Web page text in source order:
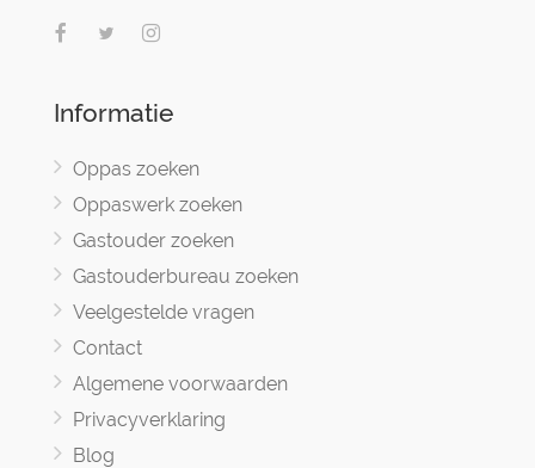
Informatie
Oppas zoeken
Oppaswerk zoeken
Gastouder zoeken
Gastouderbureau zoeken
Veelgestelde vragen
Contact
Algemene voorwaarden
Privacyverklaring
Blog